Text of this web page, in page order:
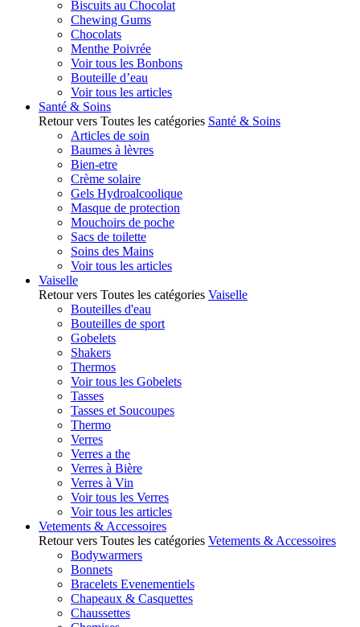
Biscuits au Chocolat
Chewing Gums
Chocolats
Menthe Poivrée
Voir tous les Bonbons
Bouteille d’eau
Voir tous les articles
Santé & Soins
Retour vers Toutes les catégories Santé & Soins
Articles de soin
Baumes à lèvres
Bien-etre
Crème solaire
Gels Hydroalcoolique
Masque de protection
Mouchoirs de poche
Sacs de toilette
Soins des Mains
Voir tous les articles
Vaiselle
Retour vers Toutes les catégories Vaiselle
Bouteilles d'eau
Bouteilles de sport
Gobelets
Shakers
Thermos
Voir tous les Gobelets
Tasses
Tasses et Soucoupes
Thermo
Verres
Verres a the
Verres à Bière
Verres à Vin
Voir tous les Verres
Voir tous les articles
Vetements & Accessoires
Retour vers Toutes les catégories Vetements & Accessoires
Bodywarmers
Bonnets
Bracelets Evenementiels
Chapeaux & Casquettes
Chaussettes